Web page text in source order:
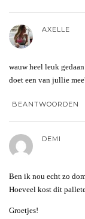
AXELLE
wauw heel leuk
doet een van jullie
BEANTWOORDEN
DEMI
Ben ik nou echt zo
Hoeveel kost dit
Groetjes!